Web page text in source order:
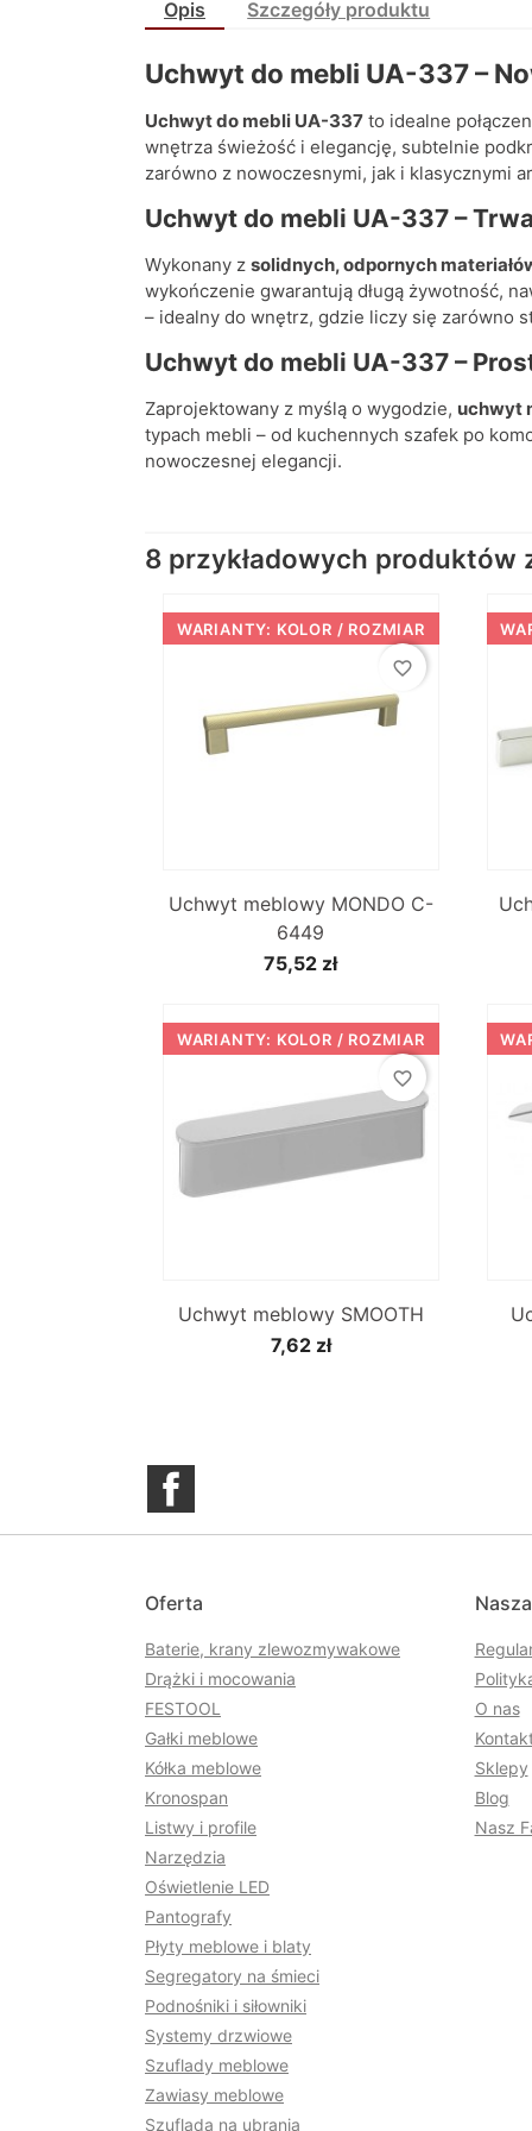
Opis Szczegóły produktu
Uchwyt do mebli UA-337 –
Uchwyt do mebli UA-337 to idealne
wnętrza świeżość i elegancję, subtelnie
zarówno z nowoczesnymi, jak i klasycznymi
Uchwyt do mebli UA-337 –
Wykonany z solidnych, odpornych
wykończenie gwarantują długą żywotność,
– idealny do wnętrz, gdzie liczy się zarówno
Uchwyt do mebli UA-337 –
Zaprojektowany z myślą o wygodzie, uchwyt
typach mebli – od kuchennych szafek po
nowoczesnej elegancji.
8 przykładowych produktów
Uchwyt meblowy MONDO C-
6449
75,52 zł
WARIANTY: KOLOR / ROZMIAR
favorite_border
Uchwyt meblowy SMOOTH
7,62 zł
WARIANTY: KOLOR / ROZMIAR
favorite_border
Oferta
Baterie, krany zlewozmywakowe
Drążki i mocowania
FESTOOL
Gałki meblowe
Kółka meblowe
Kronospan
Listwy i profile
Narzędzia
Oświetlenie LED
Pantografy
Płyty meblowe i blaty
Segregatory na śmieci
Podnośniki i siłowniki
Systemy drzwiowe
Szuflady meblowe
Zawiasy meblowe
Szuflada na ubrania
O nas
Sklepy
Blog
Nasz